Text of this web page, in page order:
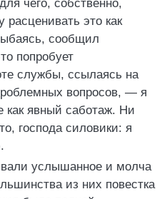
чего, собственно,
это как
сообщил
попробует
службы, ссылаясь на
вопросов, — я
как явный саботаж. Ни
господа силовики: я
услышанное и молча
из них повестка